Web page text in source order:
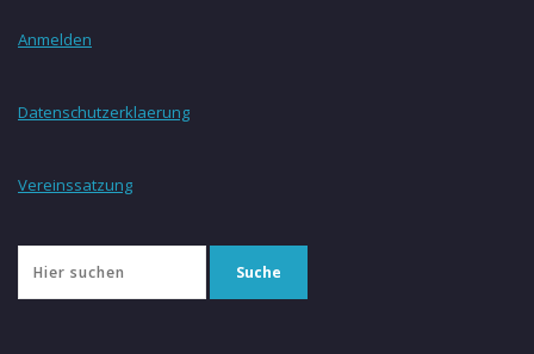
Anmelden
Datenschutzerklaerung
Vereinssatzung